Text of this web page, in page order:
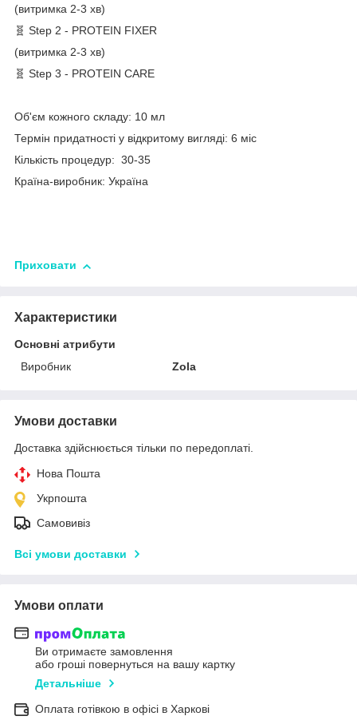
(витримка 2-3 хв)
🧬 Step 2 - PROTEIN FIXER
(витримка 2-3 хв)
🧬 Step 3 - PROTEIN CARE
Об'єм кожного складу: 10 мл
Термін придатності у відкритому вигляді: 6 міс
Кількість процедур: 30-35
Країна-виробник: Україна
Приховати
Характеристики
Основні атрибути
Виробник
Zola
Умови доставки
Доставка здійснюється тільки по передоплаті.
Нова Пошта
Укрпошта
Самовивіз
Всі умови доставки
Умови оплати
Ви отримаєте замовлення
або гроші повернуться на вашу картку
Детальніше
Оплата готівкою в офісі в Харкові